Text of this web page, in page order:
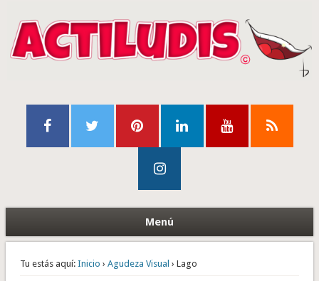
Menú
Tu estás aquí: Inicio › Agudeza Visual › Lago